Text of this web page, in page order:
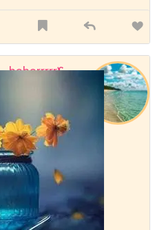
baharrrrr400
عضویت: 1400/02/10